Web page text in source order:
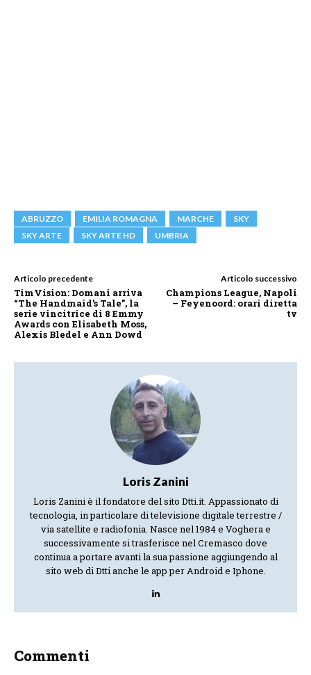
ABRUZZO EMILIA ROMAGNA MARCHE
SKY
SKY ARTE
SKY ARTE HD UMBRIA
Articolo precedente
TimVision: Domani arriva
“The Handmaid’s Tale”, la
serie vincitrice di 8 Emmy
Awards con Elisabeth Moss,
Alexis Bledel e Ann Dowd
Articolo successivo
Champions League, Napoli
– Feyenoord: orari diretta
tv
Loris Zanini
Loris Zanini è il fondatore del sito Dtti.it. Appassionato di
tecnologia, in particolare di televisione digitale terrestre /
via satellite e radiofonia. Nasce nel 1984 e Voghera e
successivamente si trasferisce nel Cremasco dove
continua a portare avanti la sua passione aggiungendo al
sito web di Dtti anche le app per Android e Iphone.
Commenti